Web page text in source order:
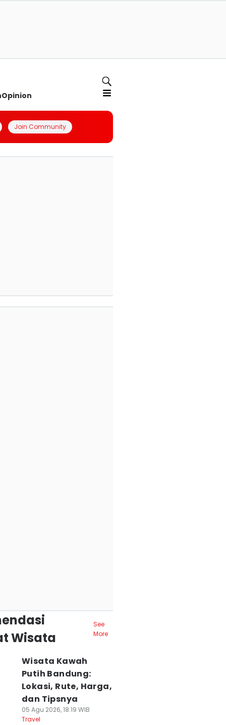
Opinion
Join Community
Wisata
See
More
Wisata Kawah
Putih Bandung:
Lokasi, Rute, Harga,
dan Tipsnya
05 Agu 2026, 18:19 WIB
Travel